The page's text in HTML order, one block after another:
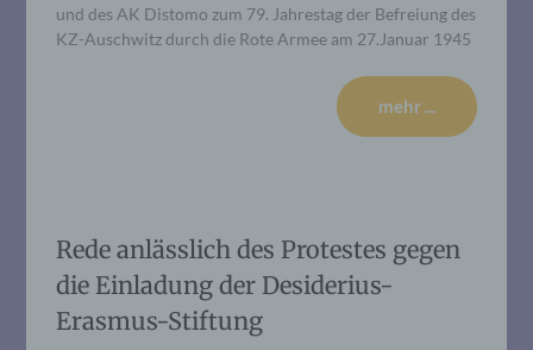
und des AK Distomo zum 79. Jahrestag der Befreiung des
KZ-Auschwitz durch die Rote Armee am 27.Januar 1945
mehr ...
Rede anlässlich des Protestes gegen
die Einladung der Desiderius-
Erasmus-Stiftung